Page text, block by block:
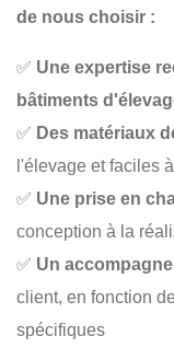
de nous choisir :
✅ Une expertise
bâtiments
✅ Des matériaux
l'élevage et faciles
✅ Une prise en
conception à la
✅ Un
client, en fonction
spécifiques